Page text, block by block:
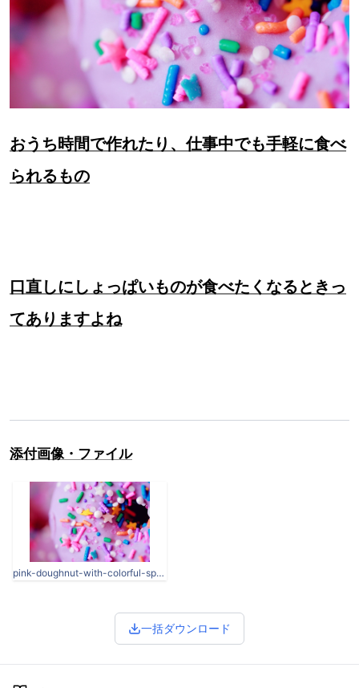
おうち時間で作れたり、仕事中でも手軽に食べ
られるもの
口直しにしょっぱいものが食べたくなるときっ
てありますよね
添付画像・ファイル
pink-doughnut-with-colorful-sprinkles-3784440.jpg
一括ダウンロード